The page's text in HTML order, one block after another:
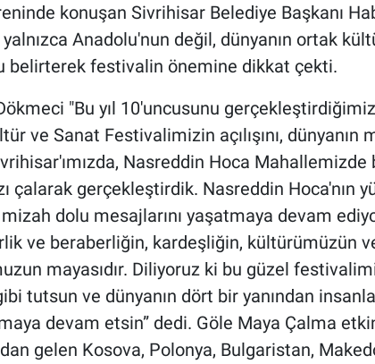
konuşan Sivrihisar Belediye Başkanı
yalnızca Anadolu'nun değil, dünyanın ortak
belirterek festivalin önemine dikkat çekti.
"Bu yıl 10'uncusunu
ve Sanat Festivalimizin açılışını, dünyanın
Nasreddin Hoca
çalarak gerçekleştirdik. Nasreddin Hoca'nın
dolu mesajlarını yaşatmaya devam
ve beraberliğin, kardeşliğin, kültürümüzün
mayasıdır. Diliyoruz ki bu güzel
tutsun ve dünyanın dört bir yanından
devam etsin” dedi. Göle Maya Çalma
gelen Kosova, Polonya, Bulgaristan,